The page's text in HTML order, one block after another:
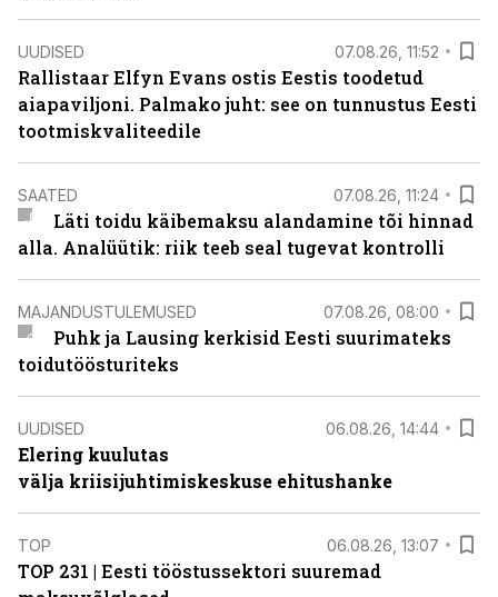
UUDISED 07.08.26, 11:52
Rallistaar Elfyn Evans ostis Eestis toodetud
aiapaviljoni. Palmako juht: see on tunnustus Eesti
tootmiskvaliteedile
SAATED 07.08.26, 11:24
Läti toidu käibemaksu alandamine tõi hinnad
alla. Analüütik: riik teeb seal tugevat kontrolli
MAJANDUSTULEMUSED 07.08.26, 08:00
Puhk ja Lausing kerkisid Eesti suurimateks
toidutöösturiteks
UUDISED 06.08.26, 14:44
Elering kuulutas
välja kriisijuhtimiskeskuse ehitushanke
TOP 06.08.26, 13:07
TOP 231 | Eesti tööstussektori suuremad